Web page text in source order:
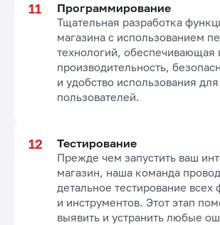
Программирование
Тщательная разработка
магазина с использованием
технологий, обеспечивающая
производительность,
и удобство использования для
пользователей.
Тестирование
Прежде чем запустить ваш
магазин, наша команда
детальное тестирование всех
и инструментов. Этот этап
выявить и устранить любые